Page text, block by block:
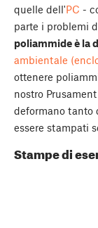
quelle dell'PC -
parte i problemi
poliammide è la
ambientale
ottenere
nostro
deformano tanto
essere stampati
Stampe di